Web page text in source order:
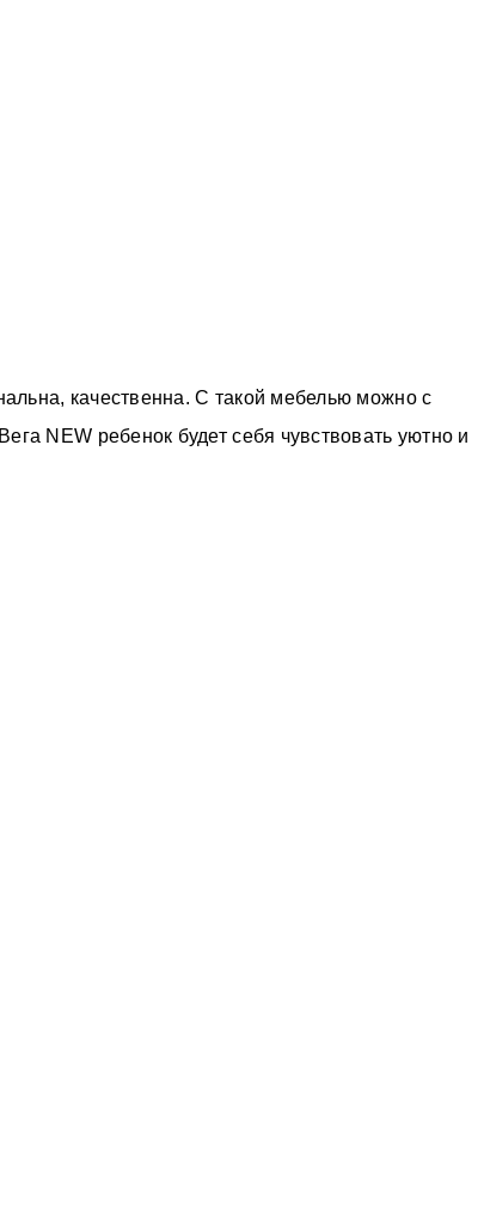
качественна. С такой мебелью можно с
NEW ребенок будет себя чувствовать уютно и